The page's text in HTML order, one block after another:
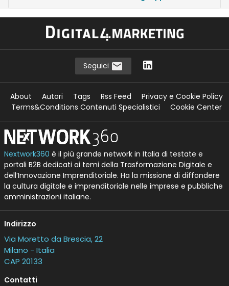
Seguici
About Autori Tags Rss Feed
Privacy e Cookie Policy
Terms&Conditions Contenuti Specialistici
Cookie Center
Nextwork360 è il più grande network in Italia di testate e
portali B2B dedicati ai temi della Trasformazione Digitale e
dell’Innovazione Imprenditoriale. Ha la missione di diffondere
la cultura digitale e imprenditoriale nelle imprese e pubbliche
amministrazioni italiane.
Indirizzo
Via Moretto da Brescia, 22
Milano - Italia
CAP 20133
Contatti